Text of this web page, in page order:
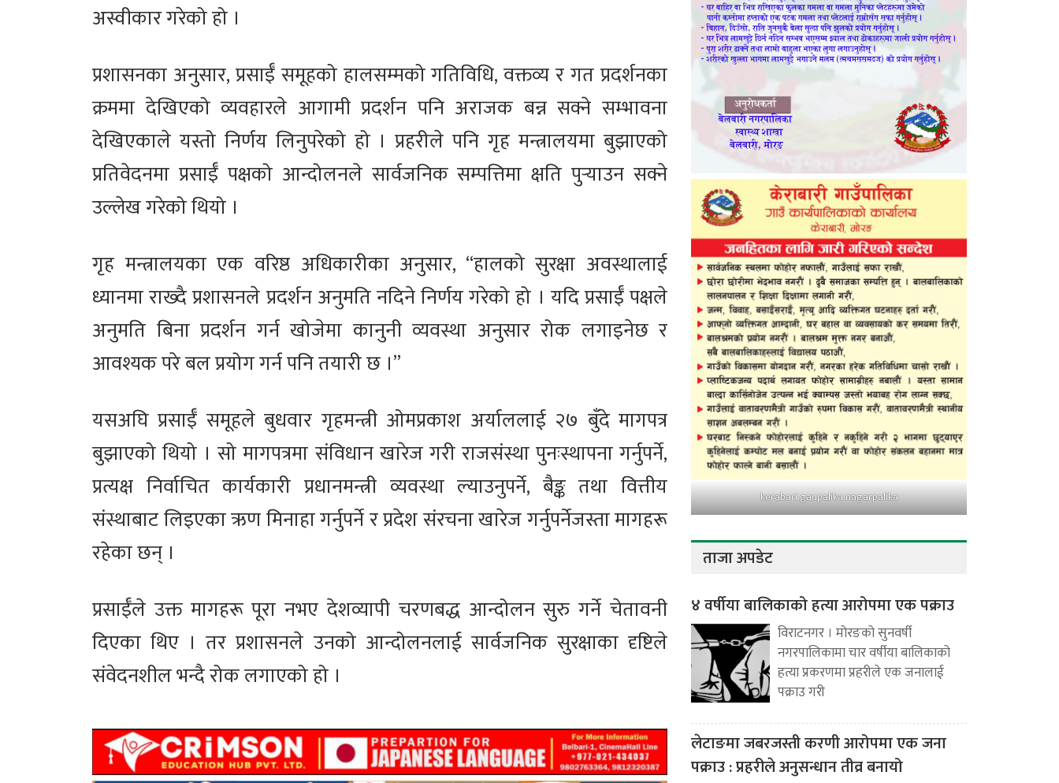
अस्वीकार गरेको हो ।
प्रशासनका अनुसार, प्रसाईँ समूहको हालसम्मको गतिविधि, वक्तव्य र गत प्रदर्शनका
क्रममा देखिएको व्यवहारले आगामी प्रदर्शन पनि अराजक बन्न सक्ने सम्भावना
देखिएकाले यस्तो निर्णय लिनुपरेको हो । प्रहरीले पनि गृह मन्त्रालयमा बुझाएको
प्रतिवेदनमा प्रसाईँ पक्षको आन्दोलनले सार्वजनिक सम्पत्तिमा क्षति पुर्‍याउन सक्ने
उल्लेख गरेको थियो ।
गृह मन्त्रालयका एक वरिष्ठ अधिकारीका अनुसार, “हालको सुरक्षा अवस्थालाई
ध्यानमा राख्दै प्रशासनले प्रदर्शन अनुमति नदिने निर्णय गरेको हो । यदि प्रसाईँ पक्षले
अनुमति बिना प्रदर्शन गर्न खोजेमा कानुनी व्यवस्था अनुसार रोक लगाइनेछ र
आवश्यक परे बल प्रयोग गर्न पनि तयारी छ ।”
यसअघि प्रसाईँ समूहले बुधवार गृहमन्त्री ओमप्रकाश अर्याललाई २७ बुँदे मागपत्र
बुझाएको थियो । सो मागपत्रमा संविधान खारेज गरी राजसंस्था पुनःस्थापना गर्नुपर्ने,
प्रत्यक्ष निर्वाचित कार्यकारी प्रधानमन्त्री व्यवस्था ल्याउनुपर्ने, बैङ्क तथा वित्तीय
संस्थाबाट लिइएका ऋण मिनाहा गर्नुपर्ने र प्रदेश संरचना खारेज गर्नुपर्नेजस्ता मागहरू
रहेका छन् ।
प्रसाईँले उक्त मागहरू पूरा नभए देशव्यापी चरणबद्ध आन्दोलन सुरु गर्ने चेतावनी
दिएका थिए । तर प्रशासनले उनको आन्दोलनलाई सार्वजनिक सुरक्षाका दृष्टिले
संवेदनशील भन्दै रोक लगाएको हो ।
kerabari gaupalika nagarpalika
ताजा अपडेट
४ वर्षीया बालिकाको हत्या आरोपमा एक पक्राउ
विराटनगर । मोरङको सुनवर्षी
नगरपालिकामा चार वर्षीया बालिकाको
हत्या प्रकरणमा प्रहरीले एक जनालाई
पक्राउ गरी
लेटाङमा जबरजस्ती करणी आरोपमा एक जना
पक्राउ : प्रहरीले अनुसन्धान तीव्र बनायो